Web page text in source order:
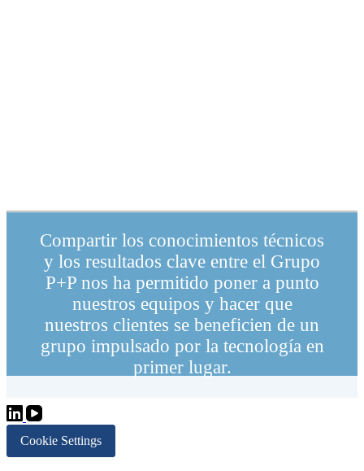
Compartir los conocimientos técnicos
y los resultados clave entre el Grupo
P+P nos ha permitido poner a punto
nuestros equipos y hacer que
nuestros clientes se beneficien de un
grupo impulsado por la tecnología en
primer lugar.
Cookie Settings